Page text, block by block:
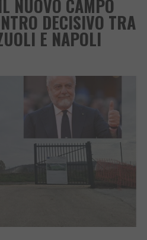
NUOVO CAMPO
DECISIVO TRA
E NAPOLI